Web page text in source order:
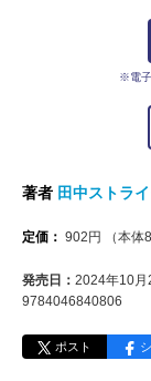
※電子
著者 田中ストラ
定価： 902 円 （本体
発売日： 2024年10月
9784046840806
ポスト